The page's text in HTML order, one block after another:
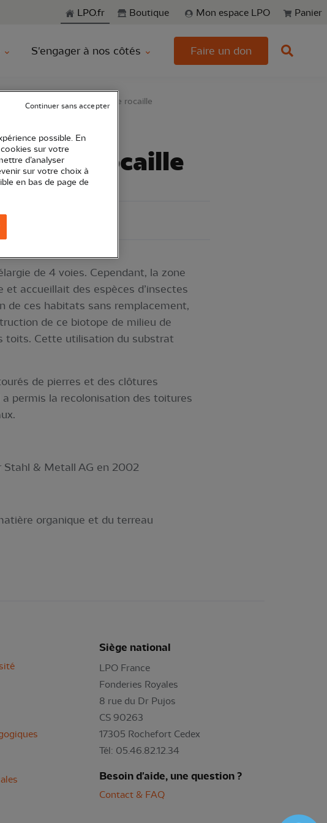
Aller à la rechercheLPO.fr Boutique Mon espace LPO Panier
S'engager à nos côtés Faire un don
: Transposition d’un milieu de rocaille
de rocaille
de 4 voies. Cependant, la zone
accueillait des espèces d’insectes
de ces habitats sans remplacement,
de ce biotope de milieu de
toits. Cette utilisation du substrat
de pierres et des clôtures
permis la recolonisation des toitures
Stahl & Metall AG en 2002
organique et du terreau
Siège national
LPO France
Fonderies Royales
8 rue du Dr Pujos
CS 90263
17305 Rochefort Cedex
Tél: 05.46.82.12.34
Besoin d'aide, une question ?
Contact & FAQ
possible. En
sur votre
d’analyser
sur votre choix à
en bas de page de
Continuer sans accepter